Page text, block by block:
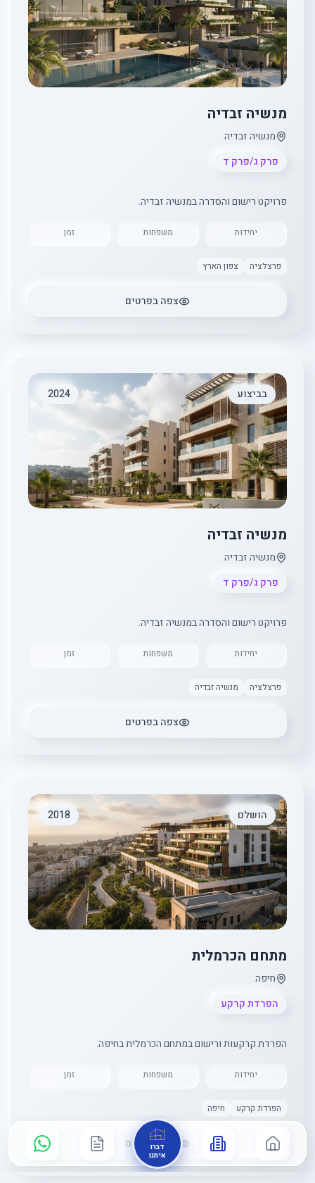
מנשיה זבדיה
מנשיה זבדיה
פרק ג/פרק ד
פרויקט רישום והסדרה במנשיה זבדיה.
יחידות משפחות זמן
פרצלציה צפון הארץ
צפה בפרטים
בביצוע 2024
מנשיה זבדיה
מנשיה זבדיה
פרק ג/פרק ד
פרויקט רישום והסדרה במנשיה זבדיה.
יחידות משפחות זמן
פרצלציה מנשיה זבדיה
צפה בפרטים
הושלם 2018
מתחם הכרמלית
חיפה
הפרדת קרקע
הפרדת קרקעות ורישום במתחם הכרמלית בחיפה.
יחידות משפחות זמן
הפרדת קרקע חיפה
צפה בפרטים
דברו
איתנו